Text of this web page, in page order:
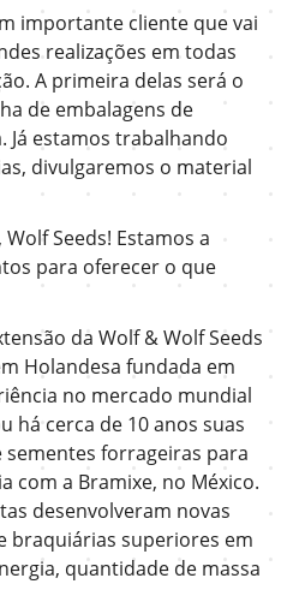
importante cliente que vai
realizações em todas
A primeira delas será o
de embalagens de
Já estamos trabalhando
divulgaremos o material
Seeds! Estamos a
para oferecer o que
da Wolf & Wolf Seeds
Holandesa fundada em
no mercado mundial
há cerca de 10 anos suas
forrageiras para
com a Bramixe, no México.
desenvolveram novas
braquiárias superiores em
quantidade de massa